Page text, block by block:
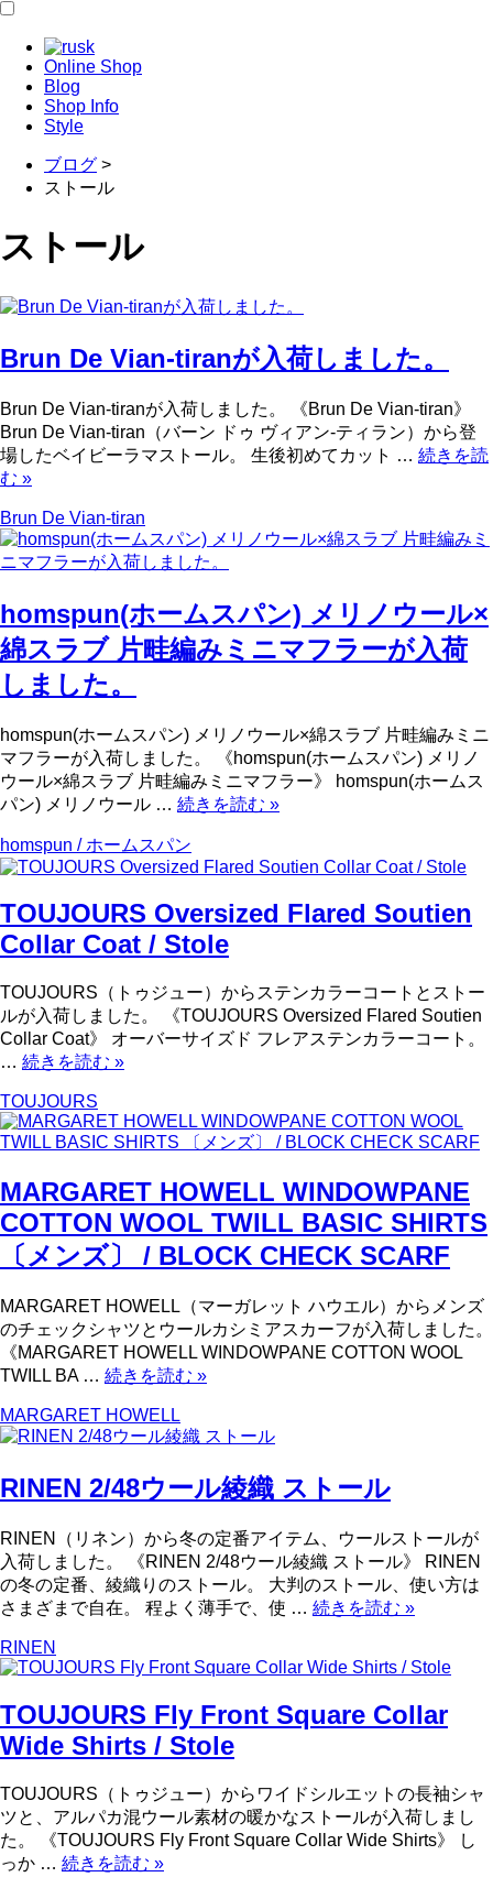
Online Shop
Blog
Shop Info
Style
ブログ >
ストール
ストール
Brun De Vian-tiranが入荷しました。
Brun De Vian-tiranが入荷しました。 《Brun De Vian-tiran》
Brun De Vian-tiran（バーン ドゥ ヴィアン-ティラン）から登
場したベイビーラマストール。 生後初めてカット … 続きを読
む »
Brun De Vian-tiran
homspun(ホームスパン) メリノウール×
綿スラブ 片畦編みミニマフラーが入荷
しました。
homspun(ホームスパン) メリノウール×綿スラブ 片畦編みミニ
マフラーが入荷しました。 《homspun(ホームスパン) メリノ
ウール×綿スラブ 片畦編みミニマフラー》 homspun(ホームス
パン) メリノウール … 続きを読む »
homspun / ホームスパン
TOUJOURS Oversized Flared Soutien
Collar Coat / Stole
TOUJOURS（トゥジュー）からステンカラーコートとストー
ルが入荷しました。 《TOUJOURS Oversized Flared Soutien
Collar Coat》 オーバーサイズド フレアステンカラーコート。
… 続きを読む »
TOUJOURS
MARGARET HOWELL WINDOWPANE
COTTON WOOL TWILL BASIC SHIRTS
〔メンズ〕 / BLOCK CHECK SCARF
MARGARET HOWELL（マーガレット ハウエル）からメンズ
のチェックシャツとウールカシミアスカーフが入荷しました。
《MARGARET HOWELL WINDOWPANE COTTON WOOL
TWILL BA … 続きを読む »
MARGARET HOWELL
RINEN 2/48ウール綾織 ストール
RINEN（リネン）から冬の定番アイテム、ウールストールが
入荷しました。 《RINEN 2/48ウール綾織 ストール》 RINEN
の冬の定番、綾織りのストール。 大判のストール、使い方は
さまざまで自在。 程よく薄手で、使 … 続きを読む »
RINEN
TOUJOURS Fly Front Square Collar
Wide Shirts / Stole
TOUJOURS（トゥジュー）からワイドシルエットの長袖シャ
ツと、アルパカ混ウール素材の暖かなストールが入荷しまし
た。 《TOUJOURS Fly Front Square Collar Wide Shirts》 し
っか … 続きを読む »